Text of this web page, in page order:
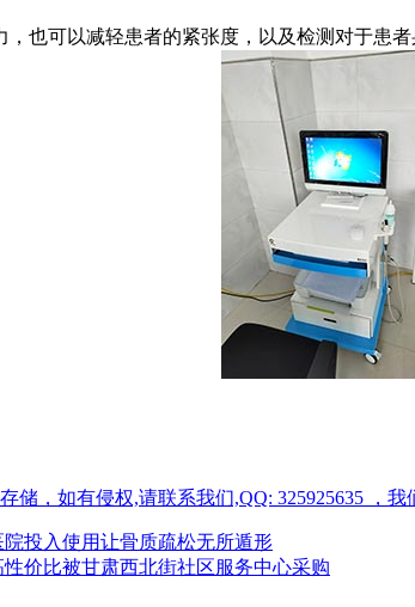
也可以减轻患者的紧张度，以及检测对于患
，如有侵权,请联系我们,QQ: 325925635 ，
院投入使用让骨质疏松无所遁形
价比被甘肃西北街社区服务中心采购